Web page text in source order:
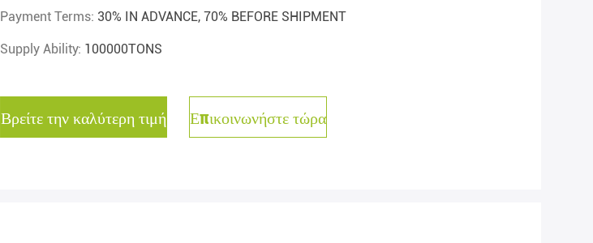
Payment Terms: 30% IN ADVANCE, 70% BEFORE SHIPMENT
Supply Ability: 100000TONS
Βρείτε την καλύτερη τιμή Επικοινωνήστε τώρα